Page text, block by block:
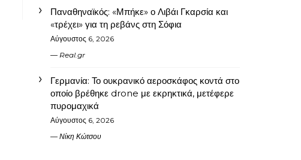
Παναθηναϊκός: «Μπήκε» ο Λιβάι Γκαρσία και
«τρέχει» για τη ρεβάνς στη Σόφια
Αύγουστος 6, 2026
Real.gr
Γερμανία: Το ουκρανικό αεροσκάφος κοντά στο
οποίο βρέθηκε drone με εκρηκτικά, μετέφερε
πυρομαχικά
Αύγουστος 6, 2026
Νίκη Κώτσου